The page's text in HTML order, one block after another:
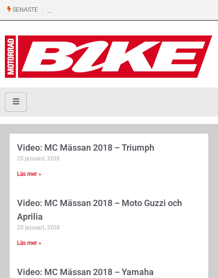
SENASTE
Video: MC Mässan 2018 – Triumph
25 januari, 2018
Läs mer »
Video: MC Mässan 2018 – Moto Guzzi och
Aprilia
25 januari, 2018
Läs mer »
Video: MC Mässan 2018 – Yamaha